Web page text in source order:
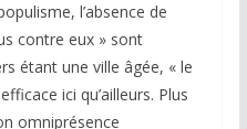
l’absence de
contre eux » sont
étant une ville âgée, « le
ici qu’ailleurs. Plus
omniprésence